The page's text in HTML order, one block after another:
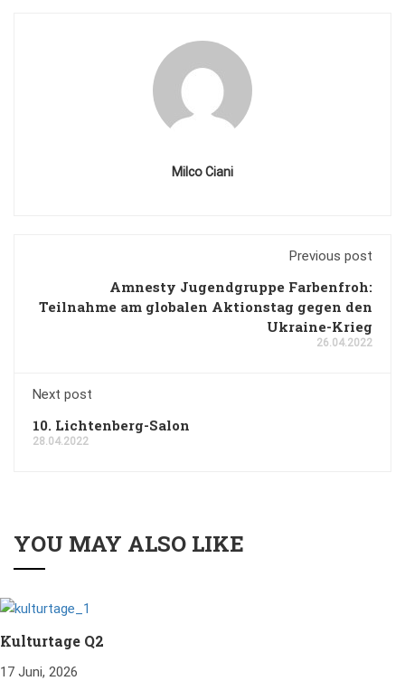
Milco Ciani
Previous post
Amnesty Jugendgruppe Farbenfroh:
Teilnahme am globalen Aktionstag gegen den
Ukraine-Krieg
26.04.2022
Next post
10. Lichtenberg-Salon
28.04.2022
YOU MAY ALSO LIKE
Kulturtage Q2
17 Juni, 2026